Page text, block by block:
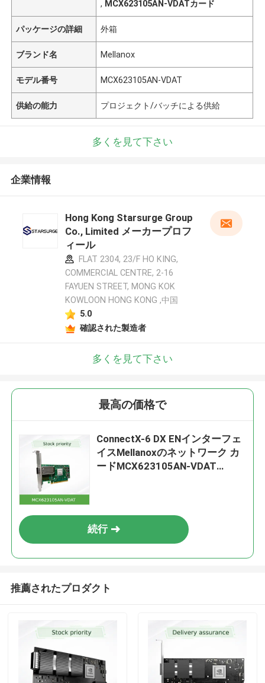
, MCX623105AN-VDATカード
パッケージの詳細 外箱
ブランド名 Mellanox
モデル番号 MCX623105AN-VDAT
供給の能力 プロジェクト/バッチによる供給
多くを見て下さい
企業情報
Hong Kong Starsurge Group
Co., Limited メーカープロフ
ィール
FLAT 2304, 23/F HO KING,
COMMERCIAL CENTRE, 2-16
FAYUEN STREET, MONG KOK
KOWLOON HONG KONG ,中国
5.0
確認された製造者
多くを見て下さい
最高の価格で
ConnectX-6 DX ENインターフェ
イスMellanoxのネットワーク カ
ードMCX623105AN-VDAT
続行
推薦されたプロダクト